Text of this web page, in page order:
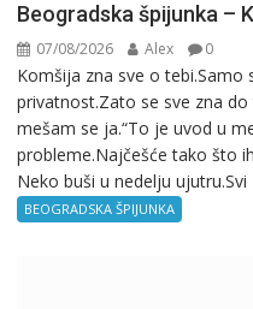
Beogradska špijunka –
07/08/2026 Alex 0
Komšija zna sve o tebi.Samo
privatnost.Zato se sve zna
mešam se ja.“To je uvod u
probleme.Najčešće tako što
Neko buši u nedelju ujutru.Svi
BEOGRADSKA ŠPIJUNKA